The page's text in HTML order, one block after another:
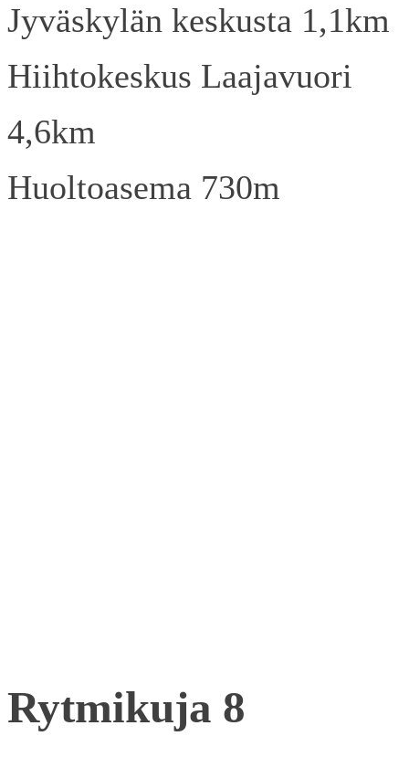
Jyväskylän keskusta 1,1km
Hiihtokeskus Laajavuori
4,6km
Huoltoasema 730m
Rytmikuja 8